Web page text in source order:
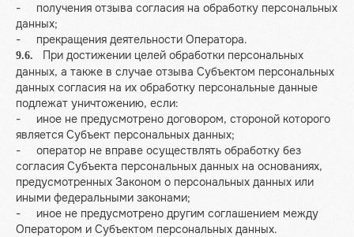
- получения отзыва согласия на обработку персональных
данных;
- прекращения деятельности Оператора.
9.6. При достижении целей обработки персональных
данных, а также в случае отзыва Субъектом персональных
данных согласия на их обработку персональные данные
подлежат уничтожению, если:
- иное не предусмотрено договором, стороной которого
является Субъект персональных данных;
- оператор не вправе осуществлять обработку без
согласия Субъекта персональных данных на основаниях,
предусмотренных Законом о персональных данных или
иными федеральными законами;
- иное не предусмотрено другим соглашением между
Оператором и Субъектом персональных данных.